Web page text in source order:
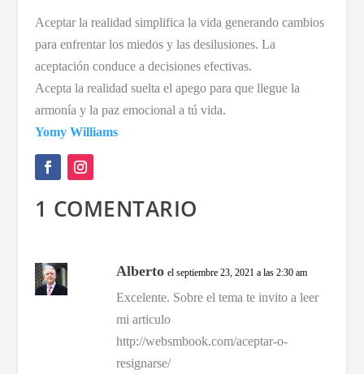
Aceptar la realidad simplifica la vida generando cambios
para enfrentar los miedos y las desilusiones. La
aceptación conduce a decisiones efectivas.
Acepta la realidad suelta el apego para que llegue la
armonía y la paz emocional a tú vida.
Yomy Williams
1 COMENTARIO
Alberto el septiembre 23, 2021 a las 2:30 am
Excelente. Sobre el tema te invito a leer
mi articulo
http://websmbook.com/aceptar-o-
resignarse/